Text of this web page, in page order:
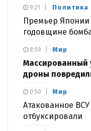
Политика
Премьер
годовщине
9:21
Мир
Массированный
дроны
8:59
Мир
Атакованное
отбуксировали
0:50